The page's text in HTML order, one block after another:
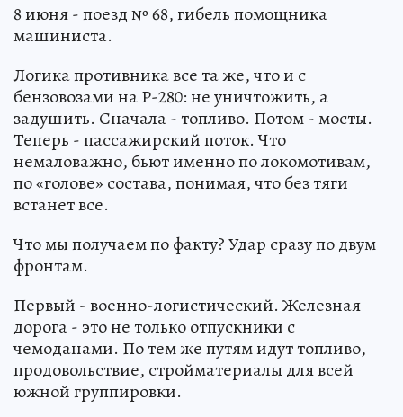
8 июня - поезд № 68, гибель помощника
машиниста.
Логика противника все та же, что и с
бензовозами на Р-280: не уничтожить, а
задушить. Сначала - топливо. Потом - мосты.
Теперь - пассажирский поток. Что
немаловажно, бьют именно по локомотивам,
по «голове» состава, понимая, что без тяги
встанет все.
Что мы получаем по факту? Удар сразу по двум
фронтам.
Первый - военно-логистический. Железная
дорога - это не только отпускники с
чемоданами. По тем же путям идут топливо,
продовольствие, стройматериалы для всей
южной группировки.